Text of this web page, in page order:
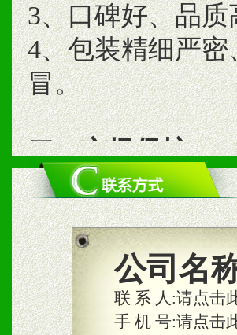
3、口碑好、品
4、包装精细严
冒。
二、市场保护
1、统一市场价
商利润。
2、区域独家经
合作关系。
公司名
联 系 人:请点击
手 机 号:请点击